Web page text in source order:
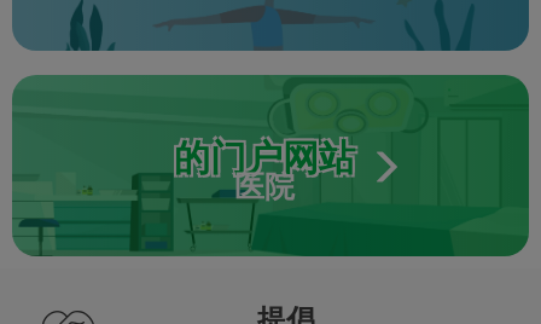
的门户网站
医院